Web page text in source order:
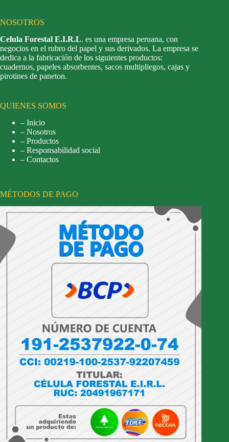
NOSOTROS
Celula Forestal E.I.R.L. es una empresa peruana, con
negocios en el rubro del papel y sus derivados. La empresa se
dedica a la fabricación de los siguientes productos:
cuadernos, papeles absorbentes, sacos multipliegos, cajas y
pirotines de paneton.
QUIENES SOMOS
– Inicio
– Nosotros
– Productos
– Responsabilidad social
– Contactos
MÉTODOS DE PAGO